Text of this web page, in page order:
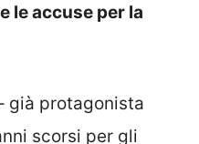
le accuse per la
già protagonista
scorsi per gli